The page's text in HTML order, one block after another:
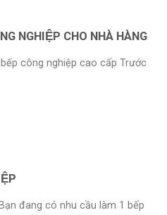
NGHIỆP CHO NHÀ HÀNG
công nghiệp cao cấp Trước
đang có nhu cầu làm 1 bếp